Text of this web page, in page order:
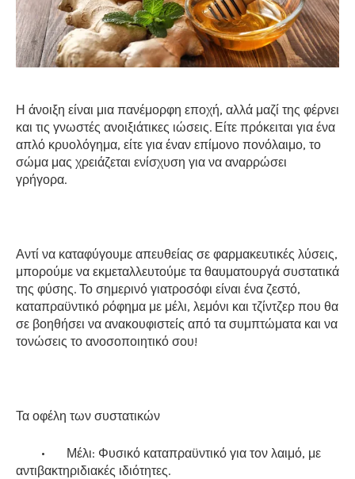
Η άνοιξη είναι μια πανέμορφη εποχή, αλλά μαζί της φέρνει
και τις γνωστές ανοιξιάτικες ιώσεις. Είτε πρόκειται για ένα
απλό κρυολόγημα, είτε για έναν επίμονο πονόλαιμο, το
σώμα μας χρειάζεται ενίσχυση για να αναρρώσει
γρήγορα.
Αντί να καταφύγουμε απευθείας σε φαρμακευτικές λύσεις,
μπορούμε να εκμεταλλευτούμε τα θαυματουργά συστατικά
της φύσης. Το σημερινό γιατροσόφι είναι ένα ζεστό,
καταπραϋντικό ρόφημα με μέλι, λεμόνι και τζίντζερ που θα
σε βοηθήσει να ανακουφιστείς από τα συμπτώματα και να
τονώσεις το ανοσοποιητικό σου!
Τα οφέλη των συστατικών
•
Μέλι: Φυσικό καταπραϋντικό για τον λαιμό, με
αντιβακτηριδιακές ιδιότητες.